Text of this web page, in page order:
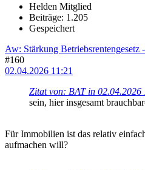
Helden Mitglied
Beiträge: 1.205
Gespeichert
Aw: Stärkung
#160
02.04.2026 11:21
Zitat von: BAT in 02.04.2026
sein, hier insgesamt
Für Immobilien ist das relativ
aufmachen will?